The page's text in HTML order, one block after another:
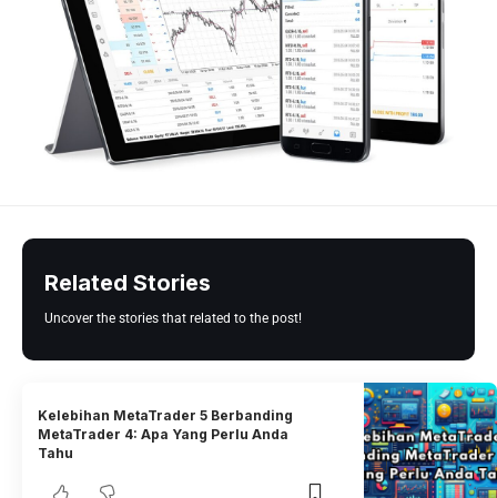
Related Stories
Uncover the stories that related to the post!
Kelebihan MetaTrader 5 Berbanding
MetaTrader 4: Apa Yang Perlu Anda
Tahu